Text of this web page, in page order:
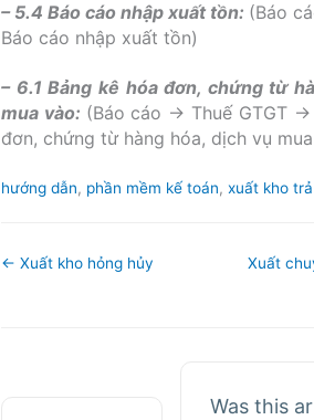
– 5.4 Báo cáo nhập xuất tồn: (Báo
Báo cáo nhập xuất tồn)
– 6.1 Bảng kê hóa đơn, chứng từ
mua vào: (Báo cáo → Thuế GTGT →
đơn, chứng từ hàng hóa, dịch vụ
Tags
hướng dẫn, phần mềm kế toán,xuất kho
Doc
← Xuất kho hỏng hủy Xuất
Was this